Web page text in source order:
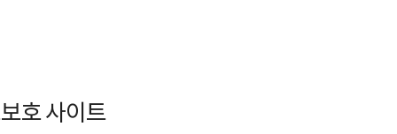
호 사이트